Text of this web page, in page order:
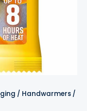
/ Handwarmers /